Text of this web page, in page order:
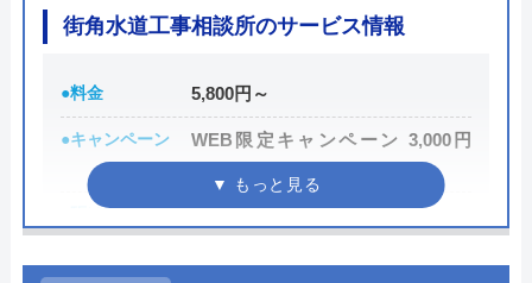
生する場合があるので注意してください。
公式サイトを見る
0120-911-492
受付時間 24時間
街角水道工事相談所のサービス情報
●料金 5,800円～
●キャンペーン
WEB限定キャンペーン 3,000円
●駆けつけ時間
●受付時間 24時間